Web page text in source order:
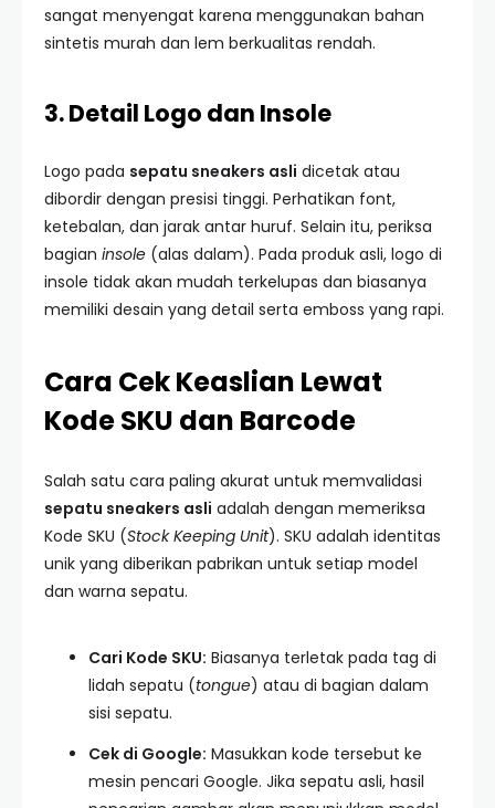
sangat menyengat karena menggunakan bahan
sintetis murah dan lem berkualitas rendah.
3. Detail Logo dan Insole
Logo pada sepatu sneakers asli dicetak atau
dibordir dengan presisi tinggi. Perhatikan font,
ketebalan, dan jarak antar huruf. Selain itu, periksa
bagian insole (alas dalam). Pada produk asli, logo di
insole tidak akan mudah terkelupas dan biasanya
memiliki desain yang detail serta emboss yang rapi.
Cara Cek Keaslian Lewat
Kode SKU dan Barcode
Salah satu cara paling akurat untuk memvalidasi
sepatu sneakers asli adalah dengan memeriksa
Kode SKU (Stock Keeping Unit). SKU adalah identitas
unik yang diberikan pabrikan untuk setiap model
dan warna sepatu.
Cari Kode SKU: Biasanya terletak pada tag di
lidah sepatu (tongue) atau di bagian dalam
sisi sepatu.
Cek di Google: Masukkan kode tersebut ke
mesin pencari Google. Jika sepatu asli, hasil